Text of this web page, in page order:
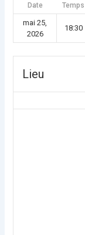
Date Temps
mai 25,
2026
18:30
Lieu